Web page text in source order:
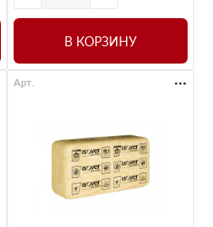
В КОРЗИНУ
Арт.